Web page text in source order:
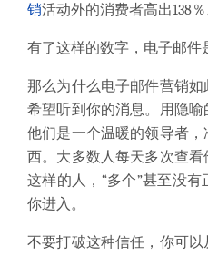
销活动外的消费者高出138％
有了这样的数字，电子邮件
那么为什么电子邮件营销
希望听到你的消息。用隐喻
他们是一个温暖的领导者
西。大多数人每天多次查
这样的人，“多个”甚至没
你进入。
不要打破这种信任，你可